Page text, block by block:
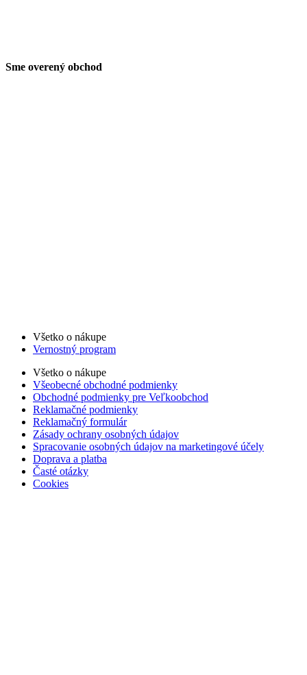
Sme overený obchod
Všetko o nákupe
Vernostný program
Všetko o nákupe
Všeobecné obchodné podmienky
Obchodné podmienky pre Veľkoobchod
Reklamačné podmienky
Reklamačný formulár
Zásady ochrany osobných údajov
Spracovanie osobných údajov na marketingové účely
Doprava a platba
Časté otázky
Cookies